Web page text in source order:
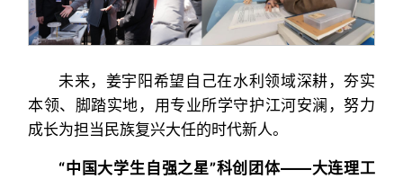
未来，姜宇阳希望自己在水利领域深耕，夯实
本领、脚踏实地，用专业所学守护江河安澜，努力
成长为担当民族复兴大任的时代新人。
“中国大学生自强之星”科创团体——大连理工